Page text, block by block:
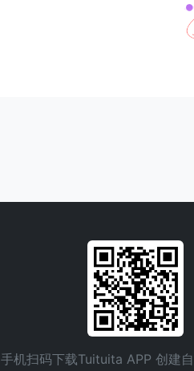
手机扫码下载Tuituita APP 创建